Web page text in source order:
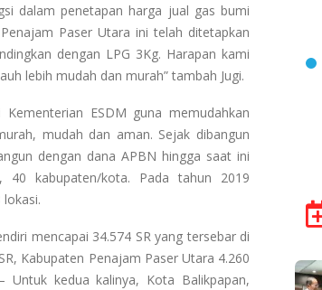
dalam penetapan harga jual gas bumi
Paser Utara ini telah ditetapkan
dengan LPG 3Kg. Harapan kami
lebih mudah dan murah” tambah Jugi.
ESDM guna memudahkan
mudah dan aman. Sejak dibangun
dengan dana APBN hingga saat ini
40 kabupaten/kota. Pada tahun 2019
lokasi.
mencapai 34.574 SR yang tersebar di
Kabupaten Penajam Paser Utara 4.260
Untuk kedua kalinya, Kota Balikpapan,